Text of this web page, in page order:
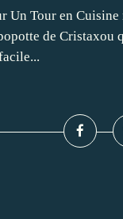
Un Tour en
de Cristaxou